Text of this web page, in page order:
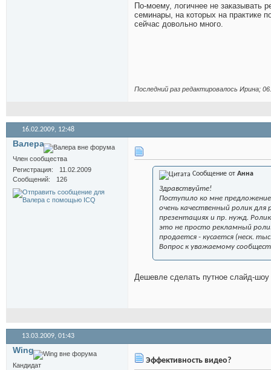
По-моему, логичнее не заказывать
семинары, на которых на практике
сейчас довольно много.
Последний раз редактировалось Иринa;
16.02.2009, 12:48
Валера
Член сообщества
Регистрация
11.02.2009
Сообщений
126
Сообщение от Анна
Здравствуйте!
Поступило ко мне
очень качественный ролик
презентациях и пр. нужд.
это не просто рекламный
продается - кусается (неск.
Вопрос к уважаемому
Дешевле сделать путное слайд-шоу
13.03.2009, 01:43
Wing
Кандидат
Эффективность видео?